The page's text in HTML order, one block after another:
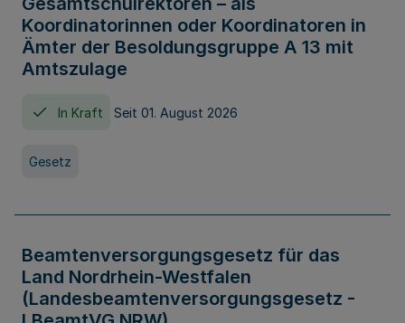
Koordinatorinnen oder Koordinatoren in
Ämter der Besoldungsgruppe A 13 mit
Amtszulage
In Kraft Seit 01. August 2026
Gesetz
Beamtenversorgungsgesetz für das
Land Nordrhein-Westfalen
(Landesbeamtenversorgungsgesetz -